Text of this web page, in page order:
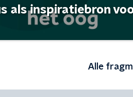
als inspiratiebron
Alle